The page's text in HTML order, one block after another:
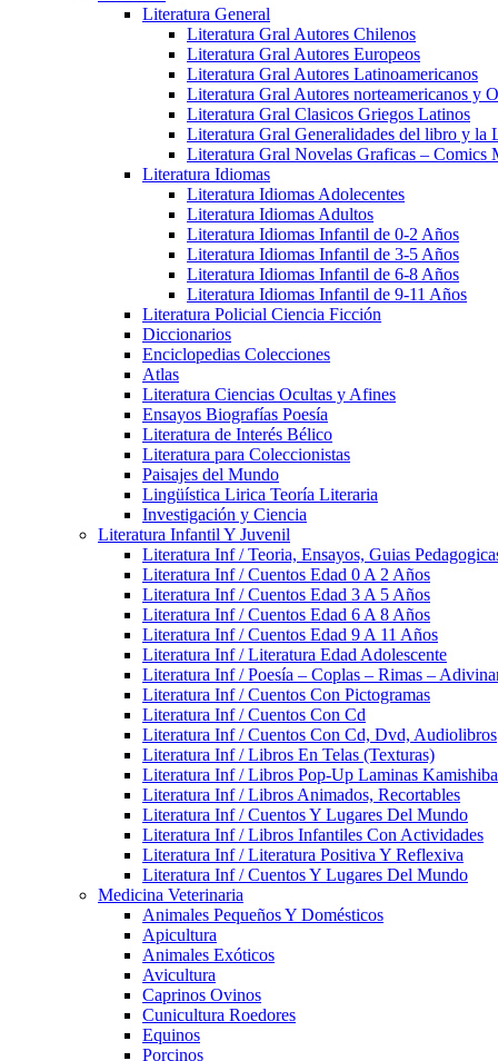
Literatura General
Literatura Gral Autores Chilenos
Literatura Gral Autores Europeos
Literatura Gral Autores Latinoamericanos
Literatura Gral Autores norteamericanos y
Literatura Gral Clasicos Griegos Latinos
Literatura Gral Generalidades del libro y la
Literatura Gral Novelas Graficas – Comics
Literatura Idiomas
Literatura Idiomas Adolecentes
Literatura Idiomas Adultos
Literatura Idiomas Infantil de 0-2 Años
Literatura Idiomas Infantil de 3-5 Años
Literatura Idiomas Infantil de 6-8 Años
Literatura Idiomas Infantil de 9-11 Años
Literatura Policial Ciencia Ficción
Diccionarios
Enciclopedias Colecciones
Atlas
Literatura Ciencias Ocultas y Afines
Ensayos Biografías Poesía
Literatura de Interés Bélico
Literatura para Coleccionistas
Paisajes del Mundo
Lingüística Lirica Teoría Literaria
Investigación y Ciencia
Literatura Infantil Y Juvenil
Literatura Inf / Teoria, Ensayos, Guias
Literatura Inf / Cuentos Edad 0 A 2 Años
Literatura Inf / Cuentos Edad 3 A 5 Años
Literatura Inf / Cuentos Edad 6 A 8 Años
Literatura Inf / Cuentos Edad 9 A 11 Años
Literatura Inf / Literatura Edad Adolescente
Literatura Inf / Poesía – Coplas – Rimas –
Literatura Inf / Cuentos Con Pictogramas
Literatura Inf / Cuentos Con Cd
Literatura Inf / Cuentos Con Cd, Dvd, Audiolibros
Literatura Inf / Libros En Telas (Texturas)
Literatura Inf / Libros Pop-Up Laminas
Literatura Inf / Libros Animados, Recortables
Literatura Inf / Cuentos Y Lugares Del Mundo
Literatura Inf / Libros Infantiles Con Actividades
Literatura Inf / Literatura Positiva Y Reflexiva
Literatura Inf / Cuentos Y Lugares Del Mundo
Medicina Veterinaria
Animales Pequeños Y Domésticos
Apicultura
Animales Exóticos
Avicultura
Caprinos Ovinos
Cunicultura Roedores
Equinos
Porcinos